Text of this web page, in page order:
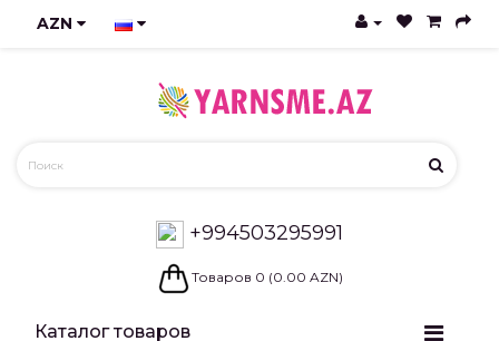
AZN
+994503295991
Товаров 0 (0.00 AZN)
Каталог товаров